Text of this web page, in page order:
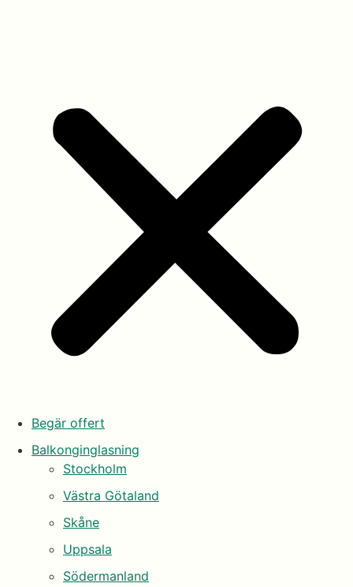
Begär offert
Balkonginglasning
Stockholm
Västra Götaland
Skåne
Uppsala
Södermanland